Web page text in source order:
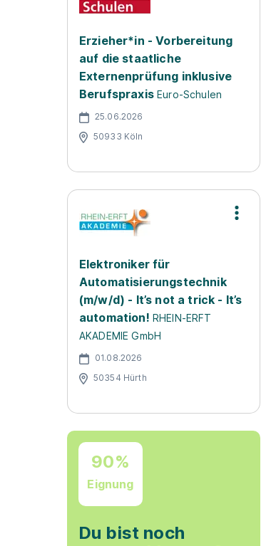
Erzieher*in - Vorbereitung
auf die staatliche
Externenprüfung inklusive
Berufspraxis Euro-Schulen
25.06.2026
50933 Köln
Elektroniker für
Automatisierungstechnik
(m/w/d) - It’s not a trick - It’s
automation! RHEIN-ERFT
AKADEMIE GmbH
01.08.2026
50354 Hürth
90%
Eignung
Du bist noch